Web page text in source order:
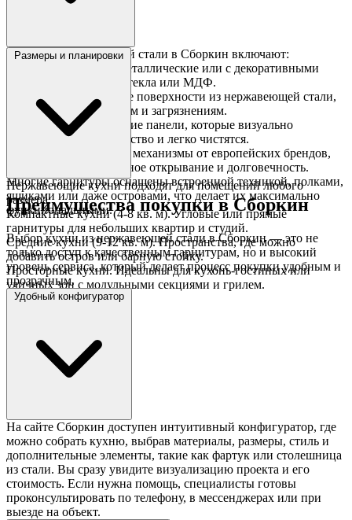
Кухни из нержавеющей стали в Сборкин включают:
Фасады. Полностью металлические или с декоративными
вставками из дерева, стекла или МДФ.
Столешницы. Прочные поверхности из нержавеющей стали,
устойчивые к нагрузкам и загрязнениям.
Фартуки. Металлические панели, которые визуально
увеличивают пространство и легко чистятся.
Фурнитура. Надежные механизмы от европейских брендов,
обеспечивающие плавное открывание и долговечность.
Многие гарнитуры оснащены встроенной техникой, полками,
ящиками или даже островами, что делает их максимально
функциональными.
Размеры и планировки
Нержавеющие кухни подходят для помещений любого
размера:
Компактные кухни (4-8 кв. м). Угловые или прямые
гарнитуры для небольших квартир и студий.
Средние кухни (9-12 кв. м). Пространства, где можно
добавить остров или барную стойку.
Просторные кухни. Идеальны для кухонь-гостиных или
уличных зон с модульными секциями и грилем.
Преимущества покупки в Сборкин
Выбор кухни из нержавеющей стали в Сборкин — это не
только доступ к качественным гарнитурам, но и высокий
уровень сервиса, который делает процесс покупки удобным и
прозрачным.
Удобный конфигуратор
На сайте Сборкин доступен интуитивный конфигуратор, где
можно собрать кухню, выбрав материалы, размеры, стиль и
дополнительные элементы, такие как фартук или столешница
из стали. Вы сразу увидите визуализацию проекта и его
стоимость. Если нужна помощь, специалисты готовы
проконсультировать по телефону, в мессенджерах или при
выезде на объект.